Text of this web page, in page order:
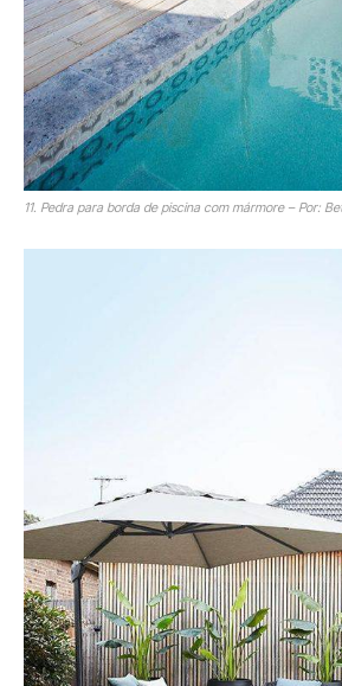
11. Pedra para borda de piscina com mármore – Por: